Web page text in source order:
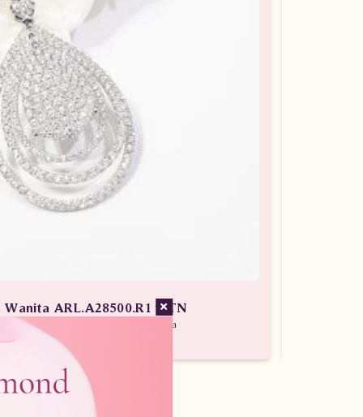
ARL.A28500.R1 tLTN
Berlian / Liontin Berlian Wanita